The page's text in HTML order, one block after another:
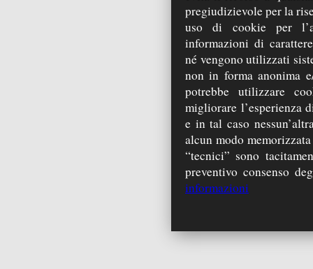
pregiudizievole per la
uso di cookie per
informazioni di
né vengono utilizzati
non in forma anonima
potrebbe utilizzare
migliorare l’esperienza
e in tal caso
alcun modo
“tecnici” sono
preventivo consenso
informazioni